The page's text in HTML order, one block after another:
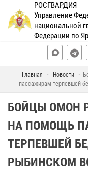
РОСГВАРДИЯ
Управление
национальной
Федерации по
Главная Новости
пассажирам терпевшей
БОЙЦЫ ОМОН
НА ПОМОЩЬ
ТЕРПЕВШЕЙ
РЫБИНСКОМ